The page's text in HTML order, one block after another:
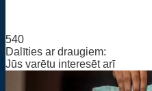
540
Dalīties ar draugiem:
Jūs varētu interesēt arī